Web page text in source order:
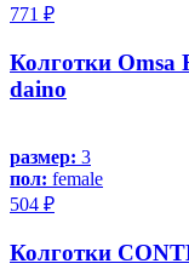
771 ₽
Колготки Omsa
daino
размер: 3
пол: female
504 ₽
Колготки